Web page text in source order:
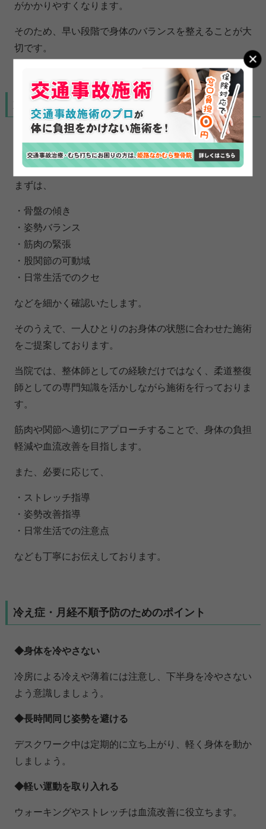
がかかりやすくなります。
そのため、早い段階で身体のバランスを整えることが大
切です。
姫路なかむら整骨院で行う整体的アプローチ
姫路なかむら整骨院では、骨盤周囲だけではなく身体全
体のバランスを確認しながら施術を行っております。
まずは、
・骨盤の傾き
・姿勢バランス
・筋肉の緊張
・股関節の可動域
・日常生活でのクセ
などを細かく確認いたします。
そのうえで、一人ひとりのお身体の状態に合わせた施術
をご提案しております。
当院では、整体師としての経験だけではなく、柔道整復
師としての専門知識を活かしながら施術を行っておりま
す。
筋肉や関節へ適切にアプローチすることで、身体の負担
軽減や血流改善を目指します。
また、必要に応じて、
・ストレッチ指導
・姿勢改善指導
・日常生活での注意点
なども丁寧にお伝えしております。
冷え症・月経不順予防のためのポイント
◆身体を冷やさない
冷房による冷えや薄着には注意し、下半身を冷やさない
よう意識しましょう。
◆長時間同じ姿勢を避ける
デスクワーク中は定期的に立ち上がり、軽く身体を動か
しましょう。
◆軽い運動を取り入れる
ウォーキングやストレッチは血流改善に役立ちます。